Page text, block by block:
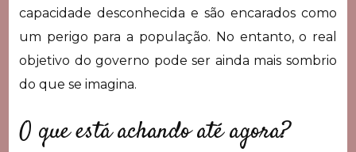
capacidade desconhecida e são encarados como
um perigo para a população. No entanto, o real
objetivo do governo pode ser ainda mais sombrio
do que se imagina.
O que está achando até agora?